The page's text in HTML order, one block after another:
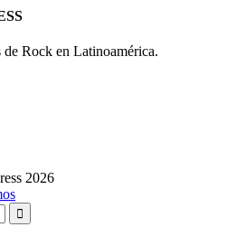
Rock en Latinoamérica.
2026